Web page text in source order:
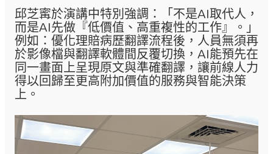
邱芝寗於演講中特別強調：「不是AI取代人，
而是AI先做『低價值、高重複性的工作』。」
例如：優化理賠病歷翻譯流程後，人員無須再
於影像檔與翻譯軟體間反覆切換，AI能預先在
同一畫面上呈現原文與準確翻譯，讓前線人力
得以回歸至更高附加價值的服務與智能決策
上。